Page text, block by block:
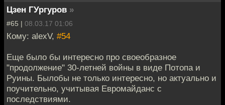
Цзен ГУргуров »
#65 | 08.03.17 01:06
Кому: alexV, #54
Еще было бы интересно про своеобразное
"продолжение" 30-летней войны в виде Потопа и
Руины. Былобы не только интересно, но актуально и
поучительно, учитывая Евромайданс с
последствиями.